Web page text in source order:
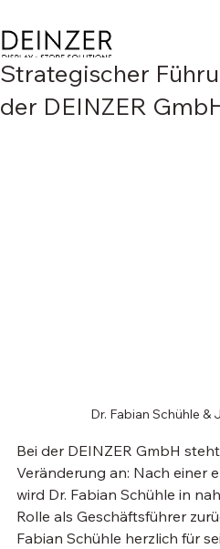
Strategischer
der DEINZER
Dr. Fabian Schühle &
Bei der DEINZER GmbH
Veränderung an: Nach einer
wird Dr. Fabian Schühle in
Rolle als Geschäftsführer
Fabian Schühle herzlich für